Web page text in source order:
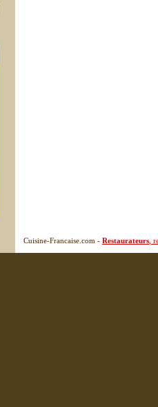
Cuisine-Francaise.com - Restaurateurs ,